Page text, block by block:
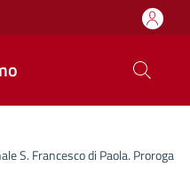
S. Francesco di Paola. Proroga